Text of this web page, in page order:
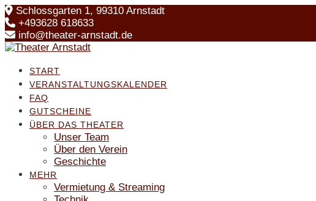
Skip
to
content
Schlossgarten 1, 99310 Arnstadt
+493628 618633
info@theater-arnstadt.de
START
VERANSTALTUNGSKALENDER
FAQ
GUTSCHEINE
ÜBER DAS THEATER
Unser Team
Über den Verein
Geschichte
MEHR
Vermietung & Streaming